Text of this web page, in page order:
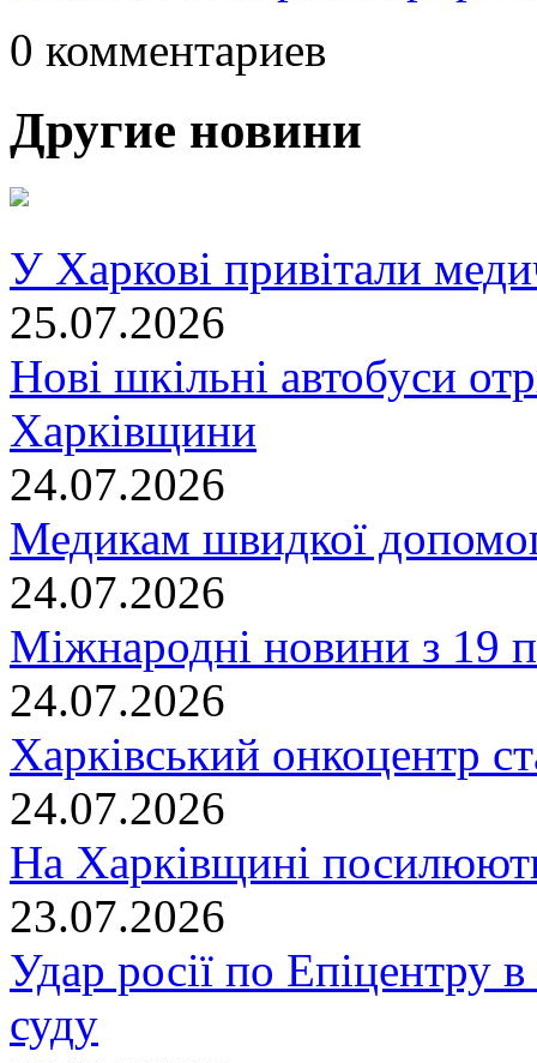
0 комментариев
Другие новини
У Харкові привітали
25.07.2026
Нові шкільні автобуси
Харківщини
24.07.2026
Медикам швидкої
24.07.2026
Міжнародні новини з 19
24.07.2026
Харківський онкоцентр
24.07.2026
На Харківщині
23.07.2026
Удар росії по Епіцентру
суду